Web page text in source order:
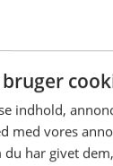
indhold,
med vores
har givet